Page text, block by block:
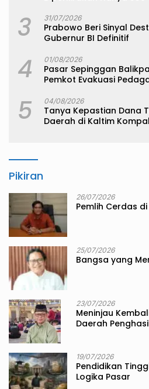
3 31/07/2026
Prabowo Beri Sinyal
Gubernur BI Definitif
4 01/08/2026
Pasar Sepinggan
Pemkot Evakuasi
5 04/08/2026
Tanya Kepastian Dana
Daerah di Kaltim
Pikiran
26/07/2026
Pemlih Cerdas
25/07/2026
Bangsa yang
23/07/2026
Meninjau
Daerah
19/07/2026
Pendidikan
Logika Pasar